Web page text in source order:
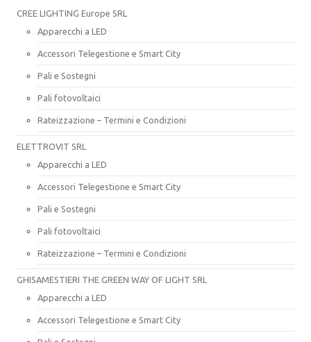
CREE LIGHTING Europe SRL
Apparecchi a LED
Accessori Telegestione e Smart City
Pali e Sostegni
Pali fotovoltaici
Rateizzazione – Termini e Condizioni
ELETTROVIT SRL
Apparecchi a LED
Accessori Telegestione e Smart City
Pali e Sostegni
Pali fotovoltaici
Rateizzazione – Termini e Condizioni
GHISAMESTIERI THE GREEN WAY OF LIGHT SRL
Apparecchi a LED
Accessori Telegestione e Smart City